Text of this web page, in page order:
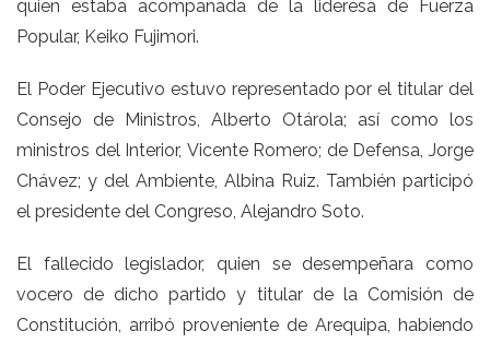
quien estaba acompañada de la lideresa de Fuerza
Popular, Keiko Fujimori.
El Poder Ejecutivo estuvo representado por el titular del
Consejo de Ministros, Alberto Otárola; así como los
ministros del Interior, Vicente Romero; de Defensa, Jorge
Chávez; y del Ambiente, Albina Ruiz. También participó
el presidente del Congreso, Alejandro Soto.
El fallecido legislador, quien se desempeñara como
vocero de dicho partido y titular de la Comisión de
Constitución, arribó proveniente de Arequipa, habiendo